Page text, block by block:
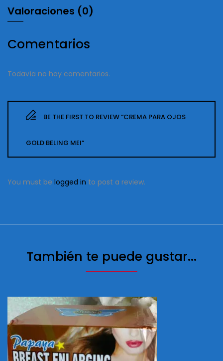
Valoraciones (0)
Comentarios
Todavía no hay comentarios.
BE THE FIRST TO REVIEW “CREMA PARA OJOS
GOLD BELING MEI”
You must be logged in to post a review.
También te puede gustar...